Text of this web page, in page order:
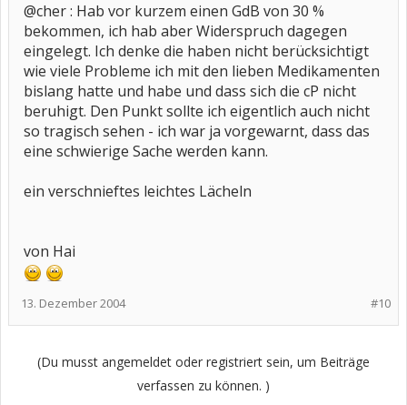
@cher : Hab vor kurzem einen GdB von 30 %
bekommen, ich hab aber Widerspruch dagegen
eingelegt. Ich denke die haben nicht berücksichtigt
wie viele Probleme ich mit den lieben Medikamenten
bislang hatte und habe und dass sich die cP nicht
beruhigt. Den Punkt sollte ich eigentlich auch nicht
so tragisch sehen - ich war ja vorgewarnt, dass das
eine schwierige Sache werden kann.
ein verschnieftes leichtes Lächeln
von Hai
#10
13. Dezember 2004
(Du musst angemeldet oder registriert sein, um Beiträge
verfassen zu können. )